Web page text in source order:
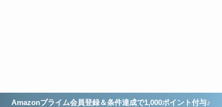
Amazonプライム会員登録＆条件達成で1,000ポイント付与♪